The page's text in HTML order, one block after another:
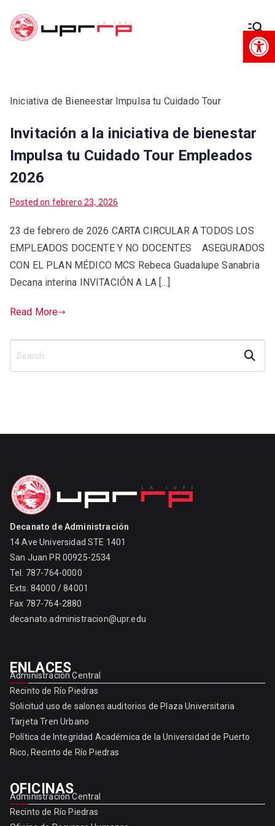
Administra
ción
Decanato de Administración
Iniciativa de Bieneestar Impulsa tu Cuidado Tour
Invitación a la iniciativa de bienestar
Impulsa tu Cuidado Tour Empleados
2026
Posted on febrero 23, 2026
23 de febrero de 2026 CARTA CIRCULAR A TODOS LOS
EMPLEADOS DOCENTE Y NO DOCENTES ASEGURADOS
CON EL PLAN MÉDICO MCS Rebeca Guadalupe Sanabria
Decana interina INVITACIÓN A LA […]
Read More
Search
Decanato de Administración
14 Ave Universidad STE 1401
San Juan PR 00925-2534
Tel. 787-764-0000
Exts. 84000 / 84001
Fax 787-764-2880
decanato.administracion@upr.edu
ENLACES
Administración Central
Recinto de Río Piedras
Solicitud uso de salones auditorios de Plaza Universitaria
Tarjeta Tren Urbano
Política de Integridad Académica de la Universidad de Puerto
Rico, Recinto de Río Piedras
OFICINAS
Administración Central
Recinto de Río Piedras